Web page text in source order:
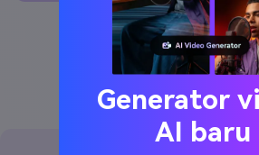
Cobalah sekarang
Generator
AI baru